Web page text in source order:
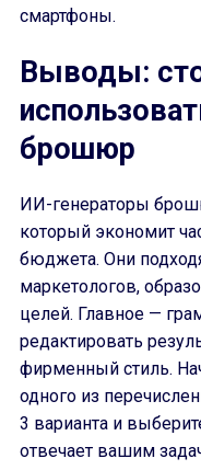
смартфоны.
Выводы:
брошюр
ИИ-генераторы
который экономит
бюджета. Они
маркетологов,
целей. Главное —
редактировать
фирменный стиль.
одного из
3 варианта и
отвечает вашим